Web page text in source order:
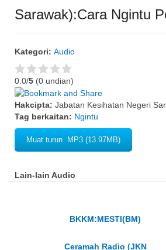
Sarawak):Cara Ngintu
Kategori: Audio
0.0/5 (0 undian)
Hakcipta: Jabatan Kesihatan Negeri
Tag berkaitan: Ngintu
Muat turun .MP3 (13.97MB)
Lain-lain Audio
BKKM:MESTI(BM)
Ceramah Radio (JKN